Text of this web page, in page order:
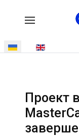
Виберіть свою мову
Проект